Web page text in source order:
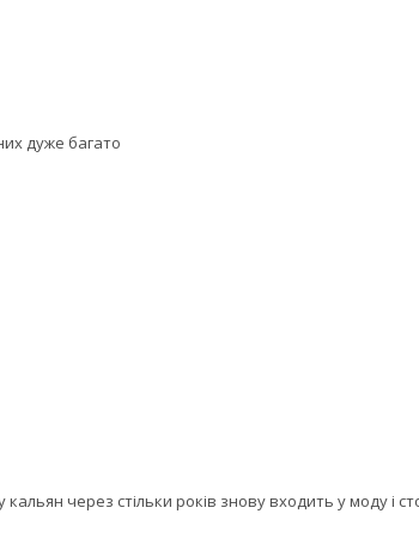
дуже багато
через стільки років знову входить у моду і